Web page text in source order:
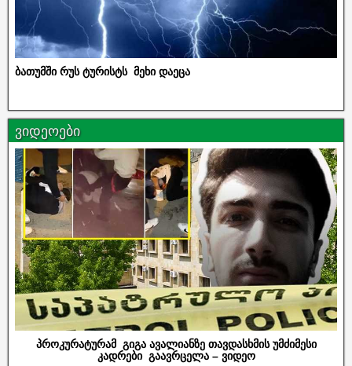
ბათუმში რუს ტურისტს მეხი დაეცა
ვიდეოები
პროკურატურამ გიგა ავალიანზე თავდასხმის უმძიმესი
კადრები გაავრცელა – ვიდეო